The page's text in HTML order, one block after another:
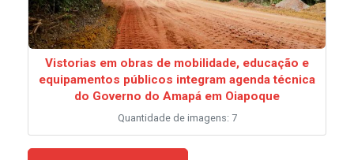
Vistorias em obras de mobilidade, educação e
equipamentos públicos integram agenda técnica
do Governo do Amapá em Oiapoque
Quantidade de imagens: 7